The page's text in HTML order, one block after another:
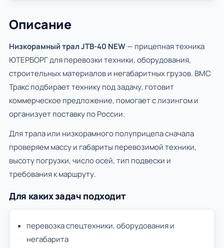
Описание
Низкорамный трал JTB-40 NEW— прицепная техника
ЮТЕРБОРГ для перевозки техники, оборудования,
строительных материалов и негабаритных грузов. ВМС
Тракс подбирает технику под задачу, готовит
коммерческое предложение, помогает с лизингом и
организует поставку по России.
Для трала или низкорамного полуприцепа сначала
проверяем массу и габариты перевозимой техники,
высоту погрузки, число осей, тип подвески и
требования к маршруту.
Для каких задач подходит
перевозка спецтехники, оборудования и
негабарита